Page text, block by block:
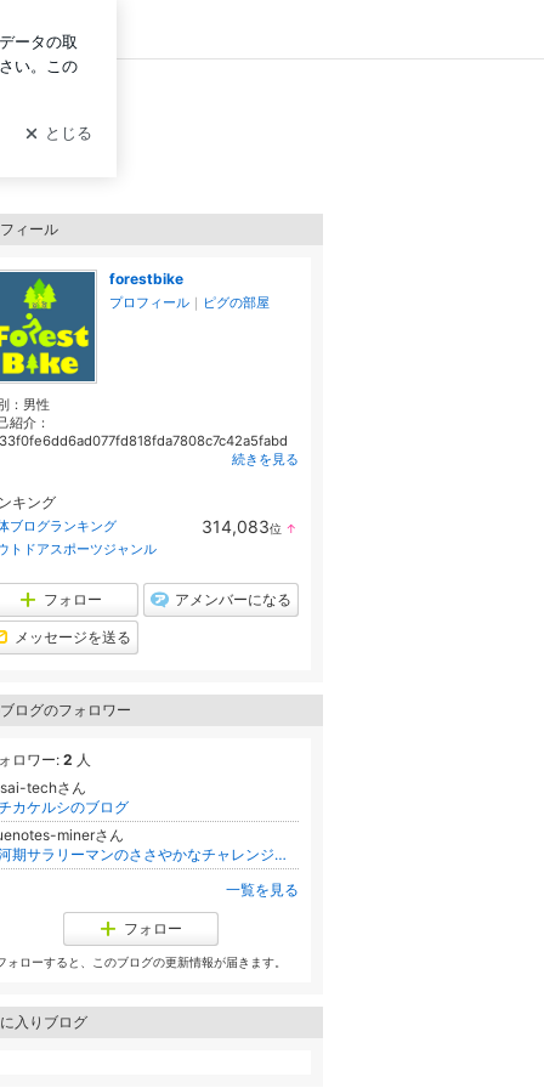
イン
ィール
forestbike
プロフィール ｜ ピグの部屋
： 男性
紹介：
続きを見る
キング
ブログランキング 314,083位 ↑
トドアスポーツジャンル
フォロー アメンバーになる
メッセージを送る
ログのフォロワー
ロワー: 2 人
techさん
カケルシのブログ
minerさん
氷河期サラリーマンのささやかなチャレンジの記録
一覧を見る
フォロー
ォローすると、このブログの更新情報が届きます。
入りブログ